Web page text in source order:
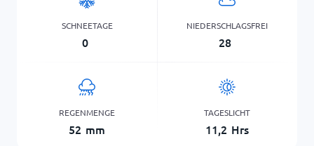
SCHNEETAGE
0
NIEDERSCHLAGSFREI
28
REGENMENGE
52 mm
TAGESLICHT
11,2 Hrs